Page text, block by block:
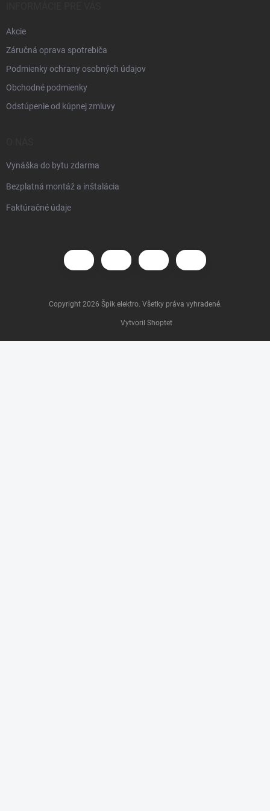
Akcie
Záručná oprava spotrebiča
Podmienky ochrany osobných údajov
Obchodné podmienky
Odstúpenie od kúpnej zmluvy
Vynáška do bytu zdarma
Bezplatná montáž a inštalácia
Faktúračné údaje
Vytvoril Shoptet
Copyright 2026 Špik elektro. Všetky práva vyhradené.